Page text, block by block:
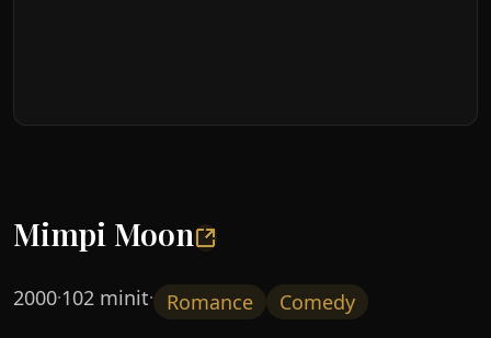
Mimpi Moon
2000·102 minit· Romance Comedy